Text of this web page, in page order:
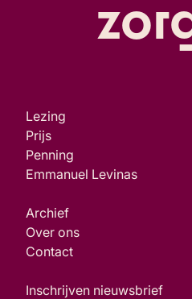
Lezing
Prijs
Penning
Emmanuel Levinas
Archief
Over ons
Contact
Inschrijven nieuwsbrief